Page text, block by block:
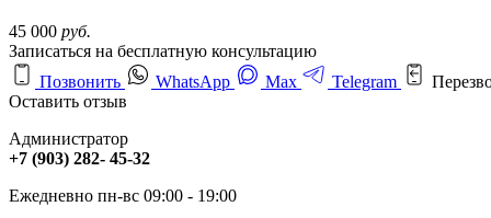
45 000 руб.
Записаться на бесплатную консультацию
Позвонить
WhatsApp Max Telegram
Оставить отзыв
Администратор
+7 (903) 282- 45-32
Ежедневно пн-вс 09:00 - 19:00